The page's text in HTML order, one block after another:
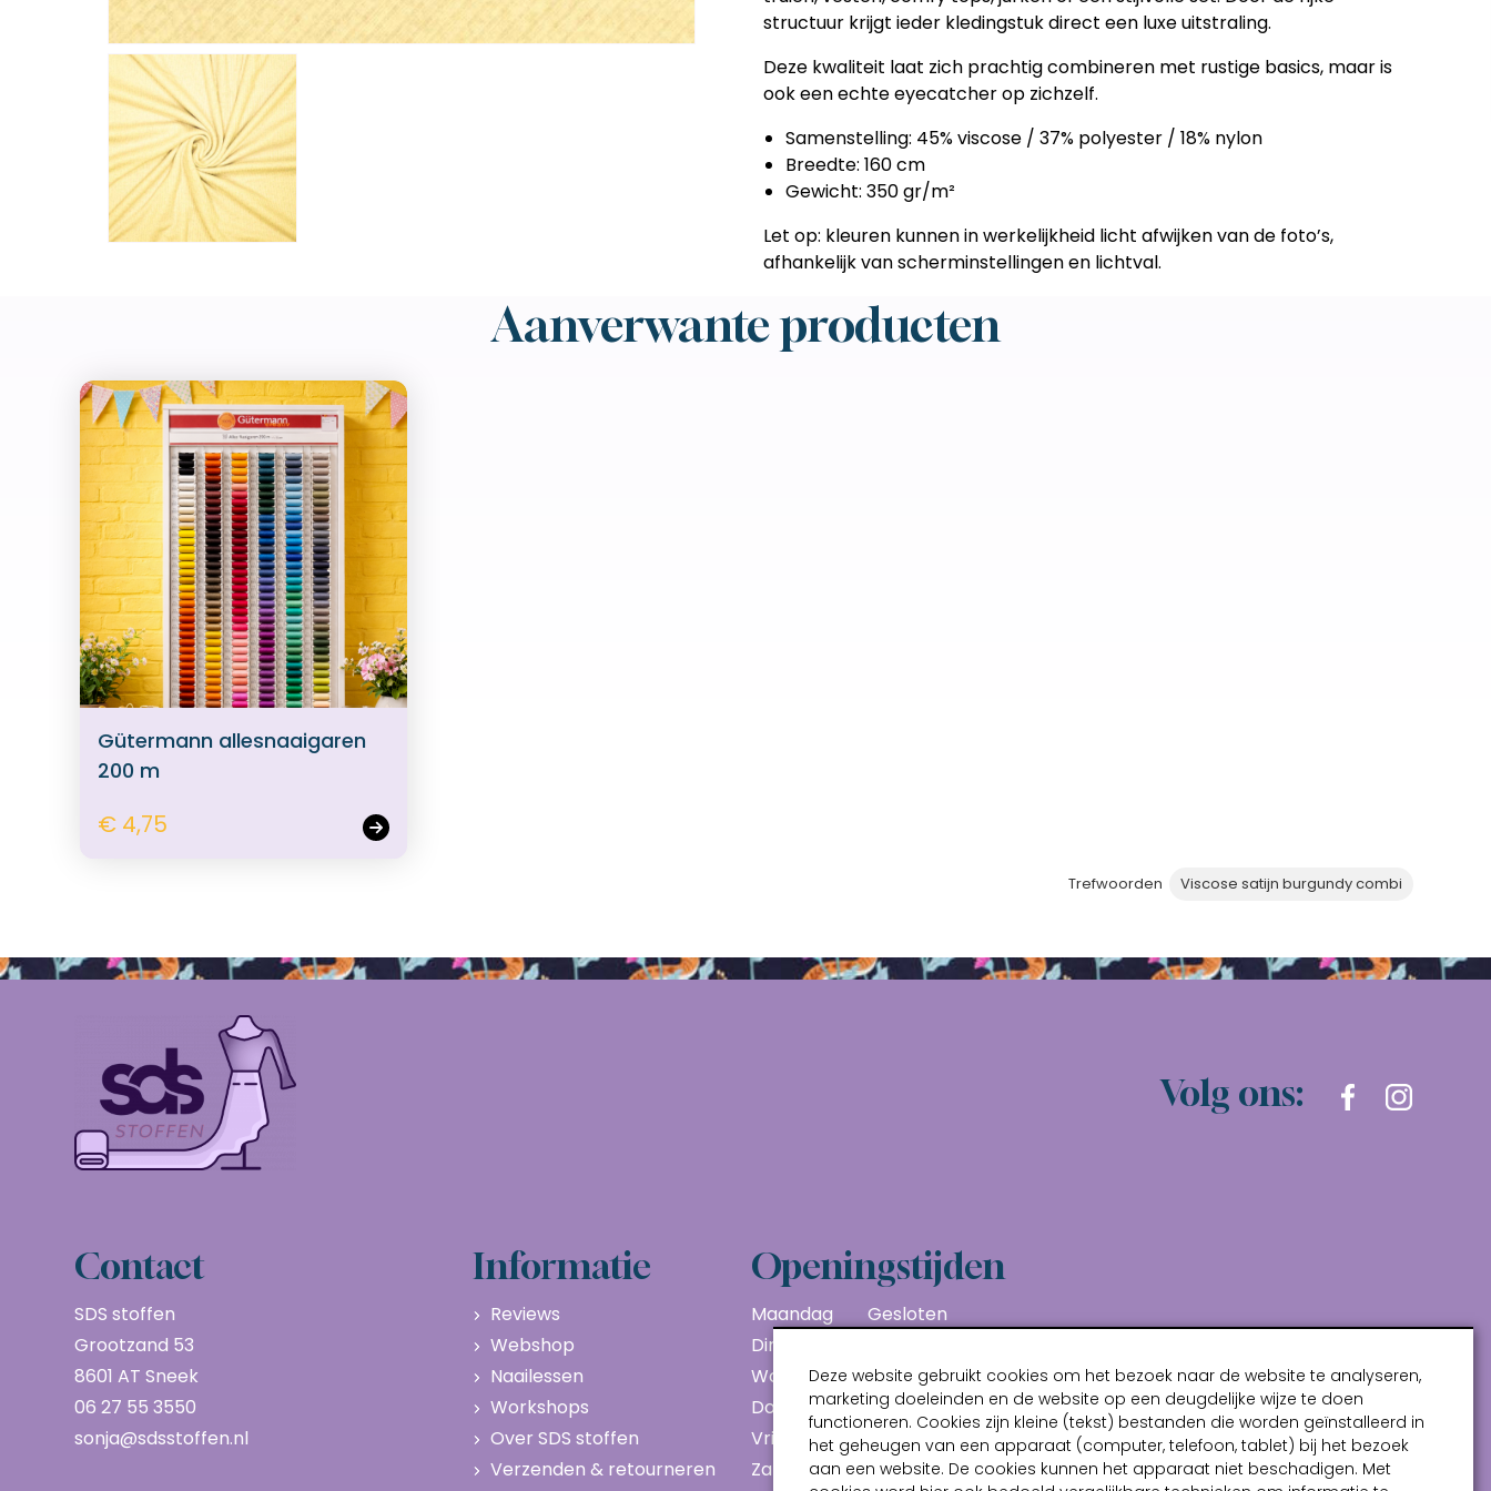
structuur krijgt ieder kledingstuk direct een luxe uitstraling.
Deze kwaliteit laat zich prachtig combineren met rustige basics, maar is
ook een echte eyecatcher op zichzelf.
Samenstelling: 45% viscose / 37% polyester / 18% nylon
Breedte: 160 cm
Gewicht: 350 gr/m²
Let op: kleuren kunnen in werkelijkheid licht afwijken van de foto’s,
afhankelijk van scherminstellingen en lichtval.
Aanverwante producten
Gütermann allesnaaigaren
200 m
€ 4,75
Trefwoorden Viscose satijn burgundy combi
Volg ons:
Contact
SDS stoffen
Grootzand 53
8601 AT Sneek
06 27 55 3550
sonja@sdsstoffen.nl
Informatie
Reviews
Webshop
Naailessen
Workshops
Over SDS stoffen
Verzenden & retourneren
Openingstijden
Maandag
Gesloten
Dinsdag
Woensdag
10:00 - 17:00
Donderdag
10:00 - 17:00
Vrijdag
10:00 - 17:00
Zaterdag
10:00 - 17:00
Deze website gebruikt cookies om het bezoek naar de website te analyseren,
marketing doeleinden en de website op een deugdelijke wijze te doen
functioneren. Cookies zijn kleine (tekst) bestanden die worden geïnstalleerd in
het geheugen van een apparaat (computer, telefoon, tablet) bij het bezoek
aan een website. De cookies kunnen het apparaat niet beschadigen. Met